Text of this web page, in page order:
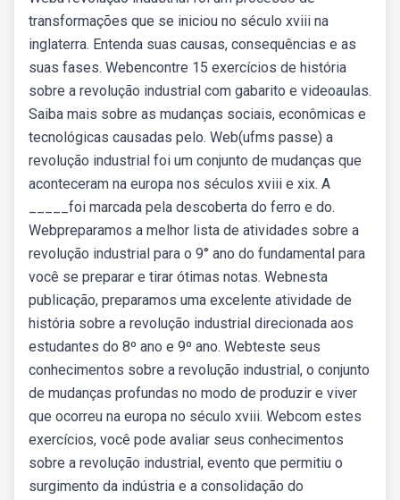
transformações que se iniciou no século xviii na
inglaterra. Entenda suas causas, consequências e as
suas fases. Webencontre 15 exercícios de história
sobre a revolução industrial com gabarito e videoaulas.
Saiba mais sobre as mudanças sociais, econômicas e
tecnológicas causadas pelo. Web(ufms passe) a
revolução industrial foi um conjunto de mudanças que
aconteceram na europa nos séculos xviii e xix. A
_____foi marcada pela descoberta do ferro e do.
Webpreparamos a melhor lista de atividades sobre a
revolução industrial para o 9° ano do fundamental para
você se preparar e tirar ótimas notas. Webnesta
publicação, preparamos uma excelente atividade de
história sobre a revolução industrial direcionada aos
estudantes do 8º ano e 9º ano. Webteste seus
conhecimentos sobre a revolução industrial, o conjunto
de mudanças profundas no modo de produzir e viver
que ocorreu na europa no século xviii. Webcom estes
exercícios, você pode avaliar seus conhecimentos
sobre a revolução industrial, evento que permitiu o
surgimento da indústria e a consolidação do